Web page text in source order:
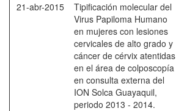
21-abr-2015
Tipificación molecular del
Virus Papiloma Humano
en mujeres con lesiones
cervicales de alto grado y
cáncer de cérvix atentidas
en el área de colposcopía
en consulta externa del
ION Solca Guayaquil,
periodo 2013 - 2014.